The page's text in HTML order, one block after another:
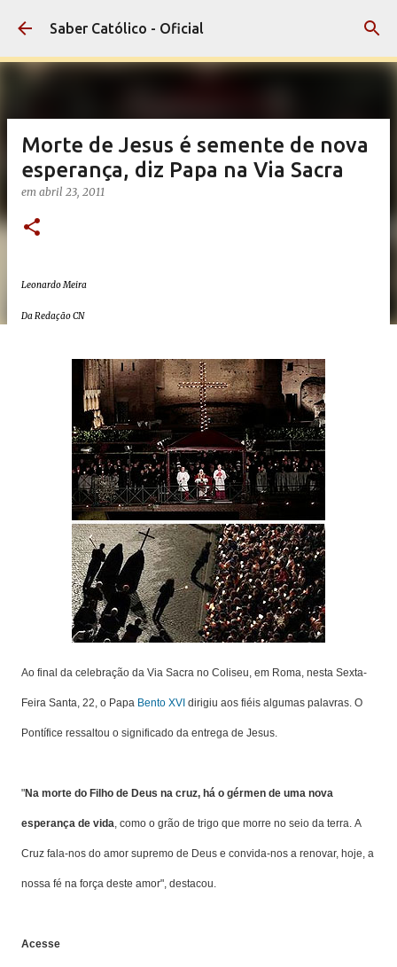
Pular para o conteúdo principal
Saber Católico - Oficial
Morte de Jesus é semente de nova
esperança, diz Papa na Via Sacra
em abril 23, 2011
Leonardo Meira
Da Redação CN
Ao final da celebração da Via Sacra no Coliseu, em Roma, nesta Sexta-
Feira Santa, 22, o Papa Bento XVI dirigiu aos fiéis algumas palavras. O
Pontífice ressaltou o significado da entrega de Jesus.
"Na morte do Filho de Deus na cruz, há o gérmen de uma nova
esperança de vida, como o grão de trigo que morre no seio da terra. A
Cruz fala-nos do amor supremo de Deus e convida-nos a renovar, hoje, a
nossa fé na força deste amor", destacou.
Acesse